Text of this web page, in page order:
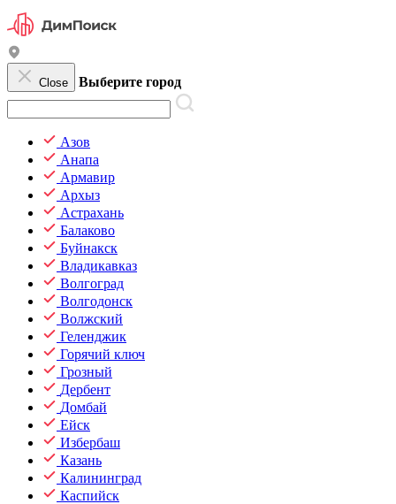
Close Выберите город
Азов
Анапа
Армавир
Архыз
Астрахань
Балаково
Буйнакск
Владикавказ
Волгоград
Волгодонск
Волжский
Геленджик
Горячий ключ
Грозный
Дербент
Домбай
Ейск
Избербаш
Казань
Калининград
Каспийск